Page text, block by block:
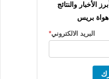
الأخبار والنتائج
بريس
البريد الالكتروني*